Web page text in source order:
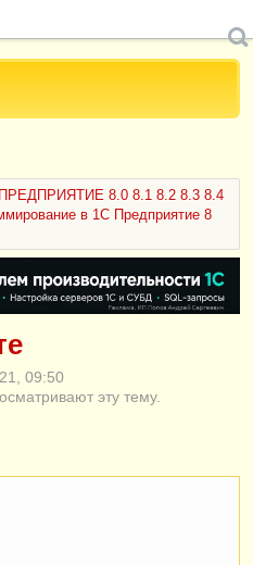
8.0 8.1 8.2 8.3 8.4
в 1С Предприятие 8
09:50
эту тему.